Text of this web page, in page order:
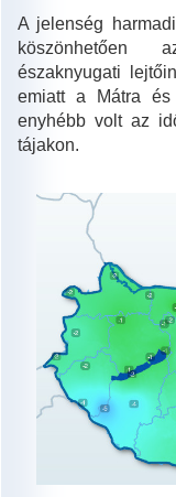
A jelenség
köszönhetően
északnyugati
emiatt a Mátra
enyhébb volt az
tájakon.